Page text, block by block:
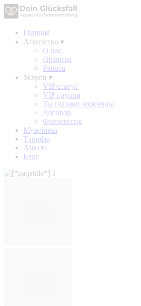
Главная
Агентство ▾
О нас
Правила
Работа
Услуги ▾
VIP статус
VIP группа
Ты глазами мужчины
Договор
Фотосессия
Мужчины
Тарифы
Анкета
Блог